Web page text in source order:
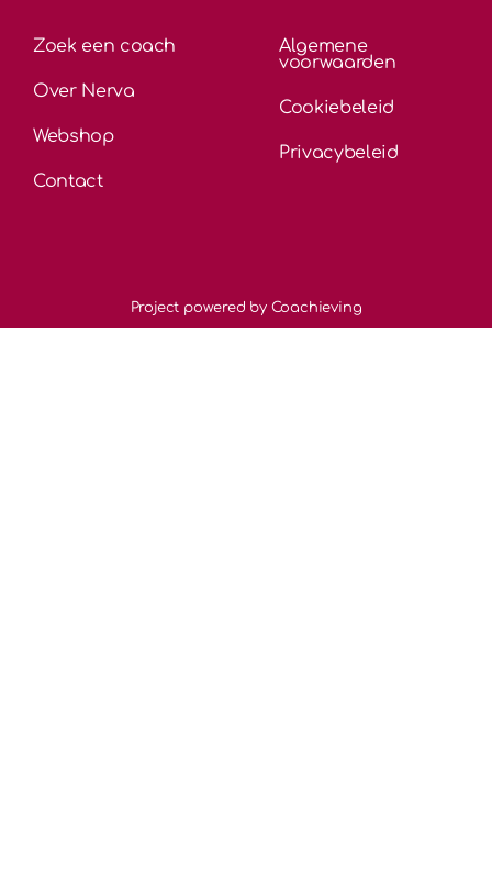
Zoek een coach
Over Nerva
Webshop
Contact
Algemene
voorwaarden
Cookiebeleid
Privacybeleid
Project powered by Coachieving